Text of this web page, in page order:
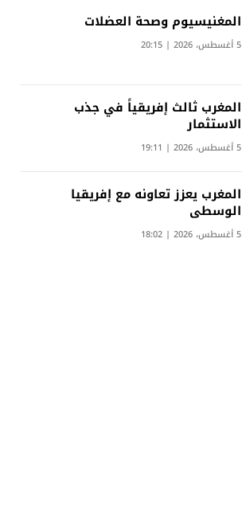
المغنيسيوم وصحة العضلات
5 أغسطس، 2026 | 20:15
المغرب ثالث إفريقياً في جذب
الاستثمار
5 أغسطس، 2026 | 19:11
المغرب يعزز تعاونه مع إفريقيا
الوسطى
5 أغسطس، 2026 | 18:02